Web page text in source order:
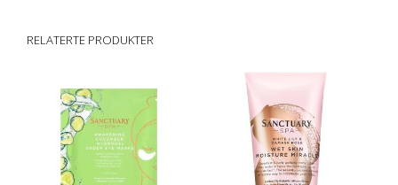
RELATERTE PRODUKTER